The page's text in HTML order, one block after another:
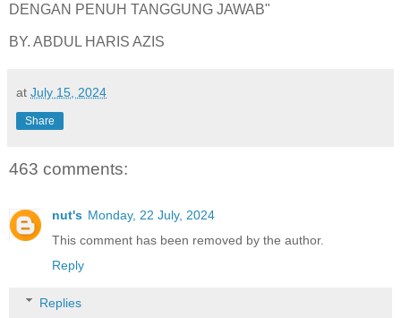
DENGAN PENUH TANGGUNG JAWAB"
BY. ABDUL HARIS AZIS
at July 15, 2024
Share
463 comments:
nut's Monday, 22 July, 2024
This comment has been removed by the author.
Reply
Replies